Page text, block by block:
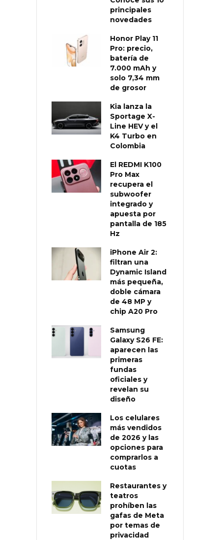
principales
novedades
Honor Play 11
Pro: precio,
batería de
7.000 mAh y
solo 7,34 mm
de grosor
Kia lanza la
Sportage X-
Line HEV y el
K4 Turbo en
Colombia
El REDMI K100
Pro Max
recupera el
subwoofer
integrado y
apuesta por
pantalla de 185
Hz
iPhone Air 2:
filtran una
Dynamic Island
más pequeña,
doble cámara
de 48 MP y
chip A20 Pro
Samsung
Galaxy S26 FE:
aparecen las
primeras
fundas
oficiales y
revelan su
diseño
Los celulares
más vendidos
de 2026 y las
opciones para
comprarlos a
cuotas
Restaurantes y
teatros
prohíben las
gafas de Meta
por temas de
privacidad